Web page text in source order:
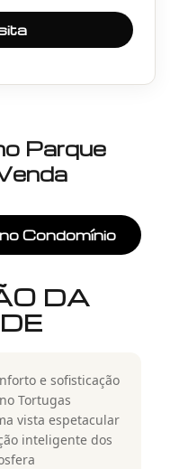
Parque
Condomínio
DA
e sofisticação
Tortugas
vista espetacular
inteligente dos